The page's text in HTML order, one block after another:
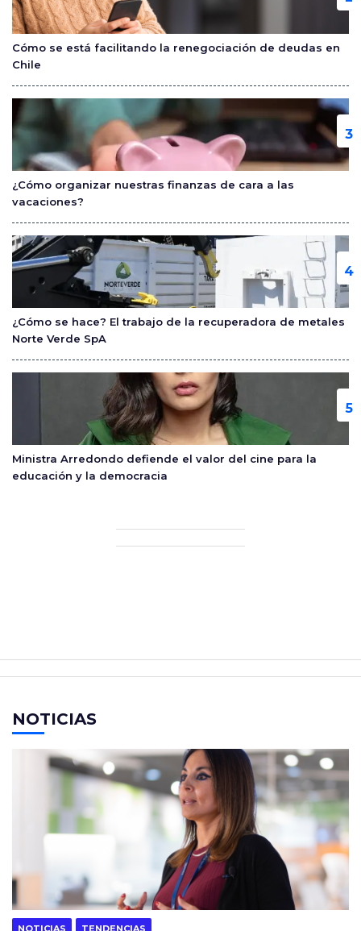
Cómo se está facilitando la renegociación de deudas en
Chile
¿Cómo organizar nuestras finanzas de cara a las
vacaciones?
¿Cómo se hace? El trabajo de la recuperadora de metales
Norte Verde SpA
Ministra Arredondo defiende el valor del cine para la
educación y la democracia
NOTICIAS